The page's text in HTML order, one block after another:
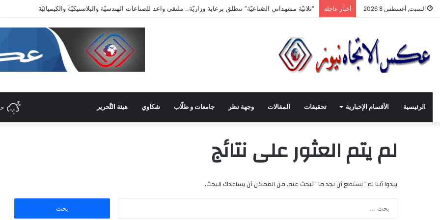
السبت, أغسطس 8 2026 أخبار عاجلة سيدتي الدّنيا.. ها أنا أخلع رداء الجّدّيّة وأرقص على أنغام تمرّدي الذي لا معنى له
الرئيسية الأقسام الإخبارية تحقيقات المقالات وجهة نظر جامعات و طلّاب شكاوي هيئة التَّحرير
لم يتم العثور على نتائج
يبدوا أننا لم ’ نستطع أن نجد ما ’ تبحث عنه. من الممكن أن يساعدك البحث.